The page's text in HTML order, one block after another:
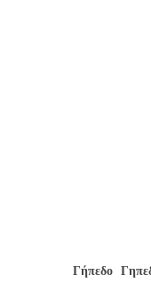
Γήπεδο